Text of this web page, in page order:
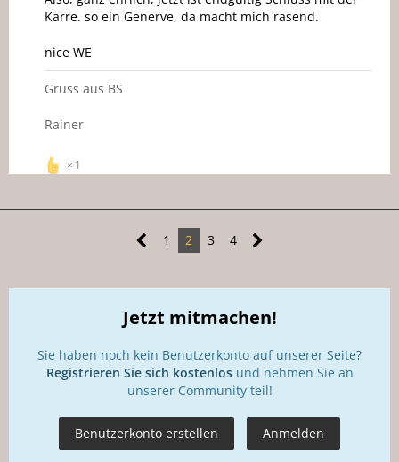
Karre. so ein Generve, da macht mich rasend.
nice WE
Gruss aus BS
Rainer
1
1 2 3 4
Jetzt mitmachen!
Sie haben noch kein Benutzerkonto auf unserer Seite?
Registrieren Sie sich kostenlosund nehmen Sie an
unserer Community teil!
Benutzerkonto erstellen Anmelden